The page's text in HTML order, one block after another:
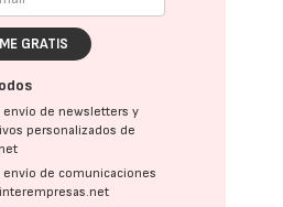
GRATIS
envío de newsletters y
personalizados de
envío de comunicaciones